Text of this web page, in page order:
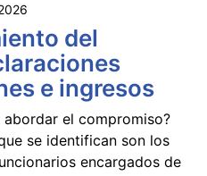
del
e ingresos
el compromiso?
se identifican son los
encargados de